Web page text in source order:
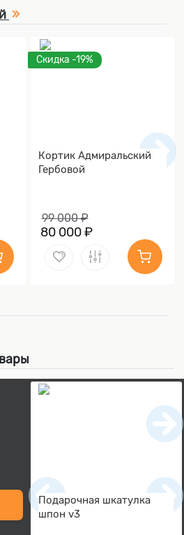
Скидка -19%
Кортик Адмиральский
Гербовой
99 000 ₽
80 000 ₽
Подарочная шкатулка
шпон v3